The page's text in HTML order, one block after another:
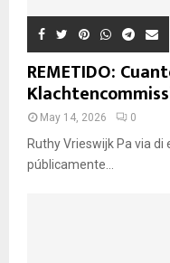
REMETIDO:
May 14, 2026 0
Ruthy Vrieswijk Pa via
públicamente...